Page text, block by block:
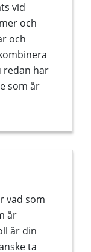
vid
och
och
redan har
som är
vad som
är
är din
ta